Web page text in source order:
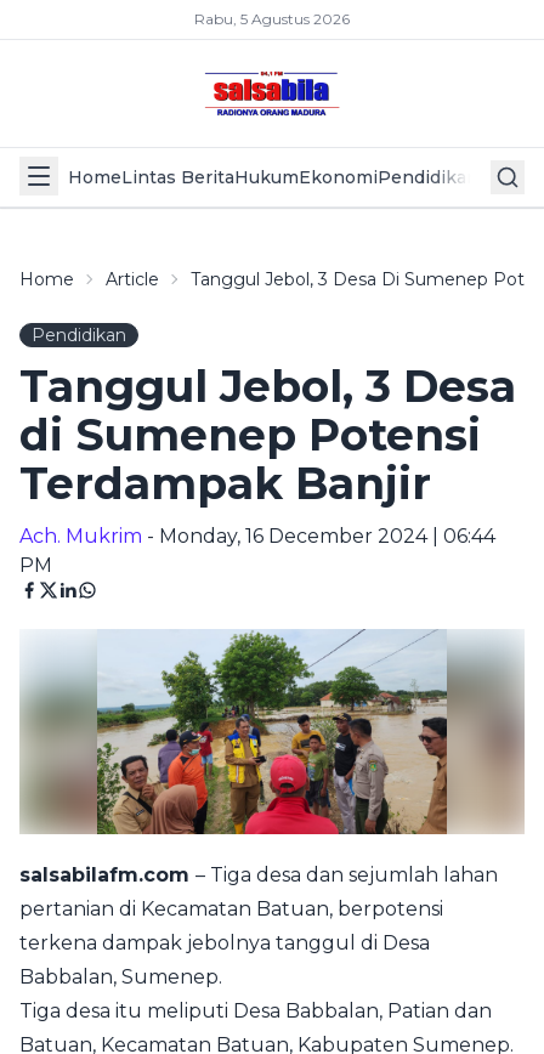
Rabu, 5 Agustus 2026
HomeLintas BeritaHukumEkonomiPendidikan Politik
Home Article Tanggul Jebol, 3 Desa Di Sumenep
Pendidikan
Tanggul Jebol, 3 Desa
di Sumenep Potensi
Terdampak Banjir
Ach. Mukrim - Monday, 16 December 2024 | 06:44
PM
salsabilafm.com – Tiga desa dan sejumlah lahan
pertanian di Kecamatan Batuan, berpotensi
terkena dampak jebolnya tanggul di Desa
Babbalan, Sumenep.
Tiga desa itu meliputi Desa Babbalan, Patian dan
Batuan, Kecamatan Batuan, Kabupaten Sumenep.